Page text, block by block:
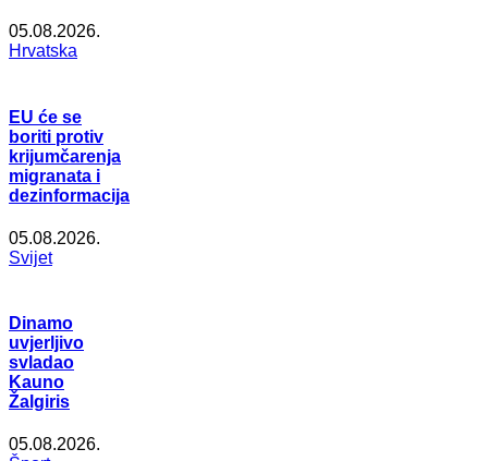
05.08.2026.
Hrvatska
EU će se
boriti protiv
krijumčarenja
migranata i
dezinformacija
05.08.2026.
Svijet
Dinamo
uvjerljivo
svladao
Kauno
Žalgiris
05.08.2026.